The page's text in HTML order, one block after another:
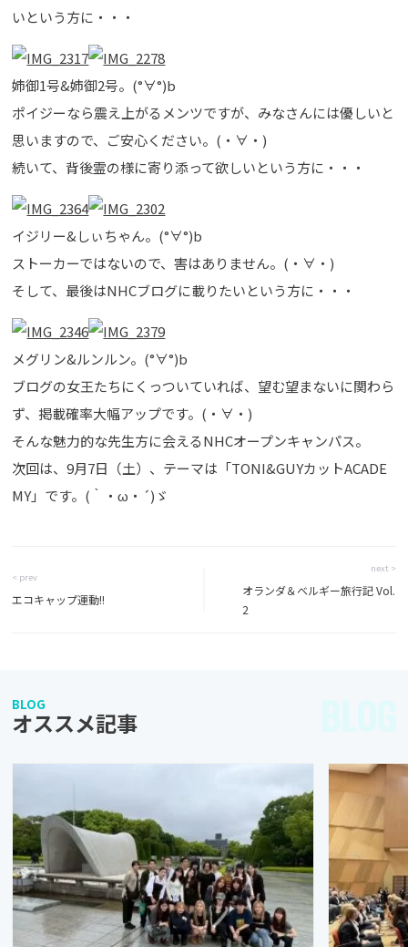
いという方に・・・
姉御1号&姉御2号。(°∀°)b
ポイジーなら震え上がるメンツですが、みなさんには優しいと
思いますので、ご安心ください。(・∀・)
続いて、背後霊の様に寄り添って欲しいという方に・・・
イジリー&しぃちゃん。(°∀°)b
ストーカーではないので、害はありません。(・∀・)
そして、最後はNHCブログに載りたいという方に・・・
メグリン&ルンルン。(°∀°)b
ブログの女王たちにくっついていれば、望む望まないに関わら
ず、掲載確率大幅アップです。(・∀・)
そんな魅力的な先生方に会えるNHCオープンキャンパス。
次回は、9月7日（土）、テーマは「TONI&GUYカットACADE
MY」です。(｀・ω・´)ゞ
< prev
エコキャップ運動!!
next >
オランダ＆ベルギー旅行記 Vol.
2
BLOG
オススメ記事